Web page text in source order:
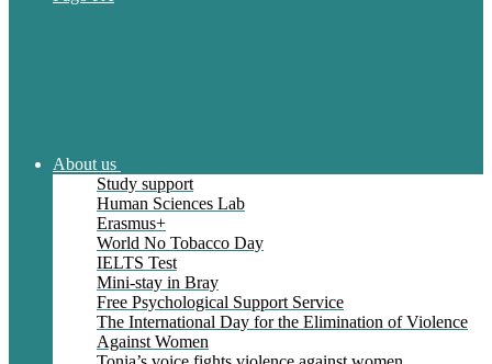
About us
Study support
Human Sciences Lab
Erasmus+
World No Tobacco Day
IELTS Test
Mini-stay in Bray
Free Psychological Support Service
The International Day for the Elimination of Violence
Against Women